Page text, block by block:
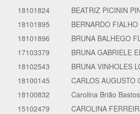
18101824
BEATRIZ PICININ
18101895
BERNARDO
18101896
BRUNA BALHEGO
17103379
BRUNA GABRIELE
18102543
BRUNA VINHOLES
18100145
CARLOS AUGUSTO
18100832
Carolina Brião Bastos
15102479
CAROLINA